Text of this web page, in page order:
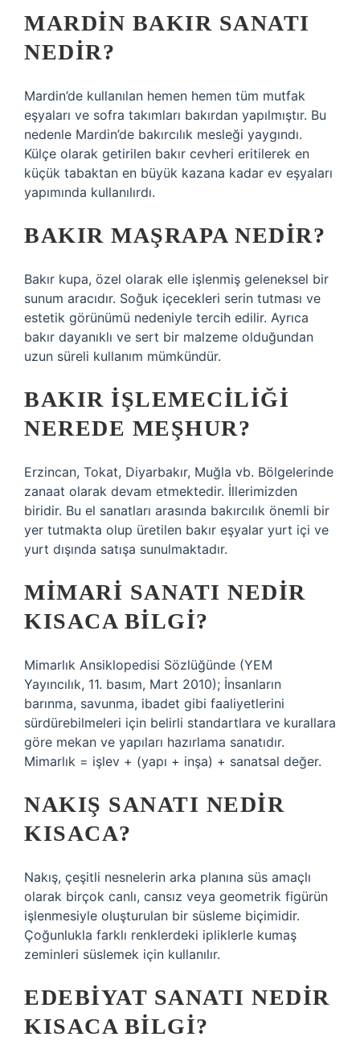
MARDIN BAKIR SANATI
NEDIR?
Mardin’de kullanılan hemen hemen tüm mutfak
eşyaları ve sofra takımları bakırdan yapılmıştır. Bu
nedenle Mardin’de bakırcılık mesleği yaygındı.
Külçe olarak getirilen bakır cevheri eritilerek en
küçük tabaktan en büyük kazana kadar ev eşyaları
yapımında kullanılırdı.
BAKIR MAŞRAPA NEDIR?
Bakır kupa, özel olarak elle işlenmiş geleneksel bir
sunum aracıdır. Soğuk içecekleri serin tutması ve
estetik görünümü nedeniyle tercih edilir. Ayrıca
bakır dayanıklı ve sert bir malzeme olduğundan
uzun süreli kullanım mümkündür.
BAKIR IŞLEMECILIĞI
NEREDE MEŞHUR?
Erzincan, Tokat, Diyarbakır, Muğla vb. Bölgelerinde
zanaat olarak devam etmektedir. İllerimizden
biridir. Bu el sanatları arasında bakırcılık önemli bir
yer tutmakta olup üretilen bakır eşyalar yurt içi ve
yurt dışında satışa sunulmaktadır.
MIMARI SANATI NEDIR
KISACA BILGI?
Mimarlık Ansiklopedisi Sözlüğünde (YEM
Yayıncılık, 11. basım, Mart 2010); İnsanların
barınma, savunma, ibadet gibi faaliyetlerini
sürdürebilmeleri için belirli standartlara ve kurallara
göre mekan ve yapıları hazırlama sanatıdır.
Mimarlık = işlev + (yapı + inşa) + sanatsal değer.
NAKIŞ SANATI NEDIR
KISACA?
Nakış, çeşitli nesnelerin arka planına süs amaçlı
olarak birçok canlı, cansız veya geometrik figürün
işlenmesiyle oluşturulan bir süsleme biçimidir.
Çoğunlukla farklı renklerdeki ipliklerle kumaş
zeminleri süslemek için kullanılır.
EDEBIYAT SANATI NEDIR
KISACA BILGI?